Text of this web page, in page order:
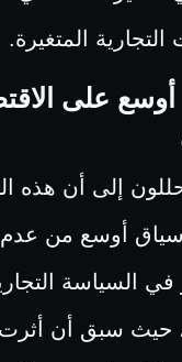
المتغيرة.
أوسع على
إلى أن هذه
أوسع من عدم
في السياسة
حيث سبق أن أثرت